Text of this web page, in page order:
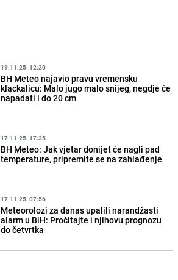
19.11.25. 12:20
BH Meteo najavio pravu vremensku
klackalicu: Malo jugo malo snijeg, negdje će
napadati i do 20 cm
17.11.25. 17:35
BH Meteo: Jak vjetar donijet će nagli pad
temperature, pripremite se na zahlađenje
17.11.25. 07:56
Meteorolozi za danas upalili narandžasti
alarm u BiH: Pročitajte i njihovu prognozu
do četvrtka